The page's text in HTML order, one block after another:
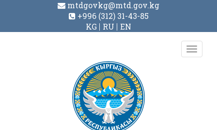
mtdgovkg@mtd.gov.kg
+996 (312) 31-43-85
KG
RU EN
Toggle